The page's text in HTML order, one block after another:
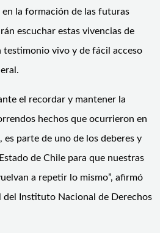
la formación de las futuras
escuchar estas vivencias de
testimonio vivo y de fácil acceso
el recordar y mantener la
hechos que ocurrieron en
parte de uno de los deberes y
de Chile para que nuestras
a repetir lo mismo”, afirmó
del Instituto Nacional de Derechos